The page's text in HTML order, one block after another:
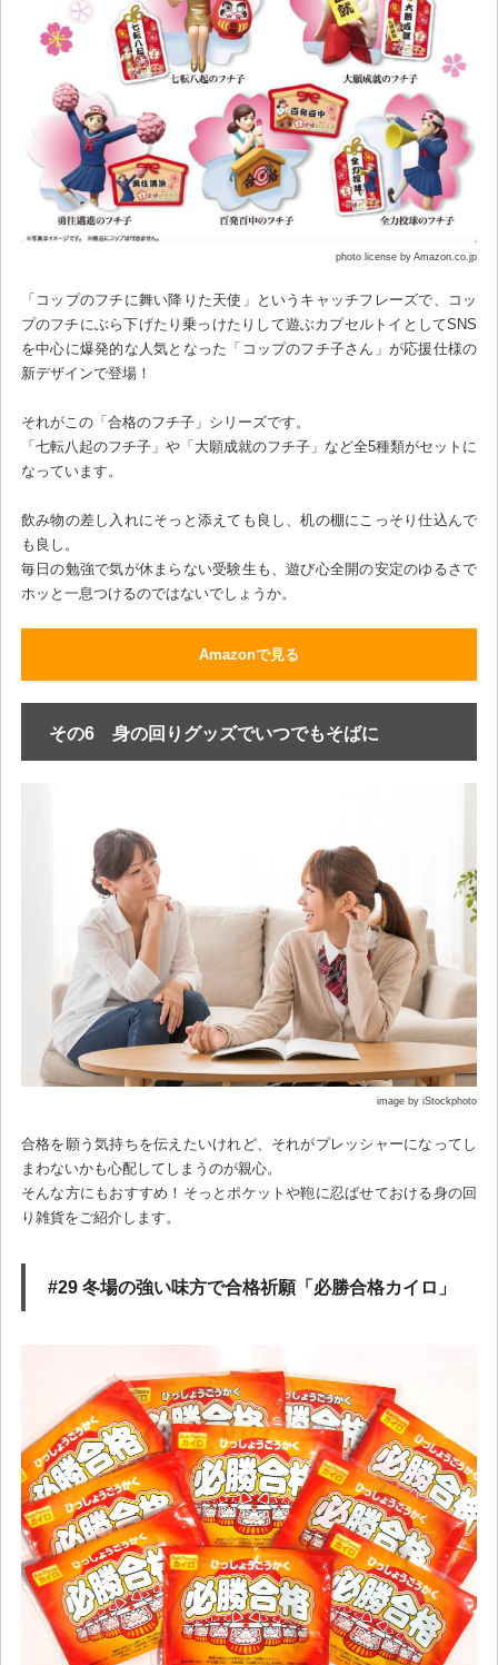
photo license by Amazon.co.jp
「コップのフチに舞い降りた天使」というキャッチフレーズで、コッ
プのフチにぶら下げたり乗っけたりして遊ぶカプセルトイとしてSNS
を中心に爆発的な人気となった「コップのフチ子さん」が応援仕様の
新デザインで登場！
それがこの「合格のフチ子」シリーズです。
「七転八起のフチ子」や「大願成就のフチ子」など全5種類がセットに
なっています。
飲み物の差し入れにそっと添えても良し、机の棚にこっそり仕込んで
も良し。
毎日の勉強で気が休まらない受験生も、遊び心全開の安定のゆるさで
ホッと一息つけるのではないでしょうか。
Amazonで見る
その6 身の回りグッズでいつでもそばに
image by iStockphoto
合格を願う気持ちを伝えたいけれど、それがプレッシャーになってし
まわないかも心配してしまうのが親心。
そんな方にもおすすめ！そっとポケットや鞄に忍ばせておける身の回
り雑貨をご紹介します。
#29 冬場の強い味方で合格祈願「必勝合格カイロ」